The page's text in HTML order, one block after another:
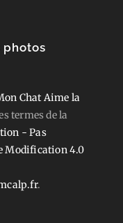
photos
Chat Aime la
termes de la
- Pas
Modification 4.0
.